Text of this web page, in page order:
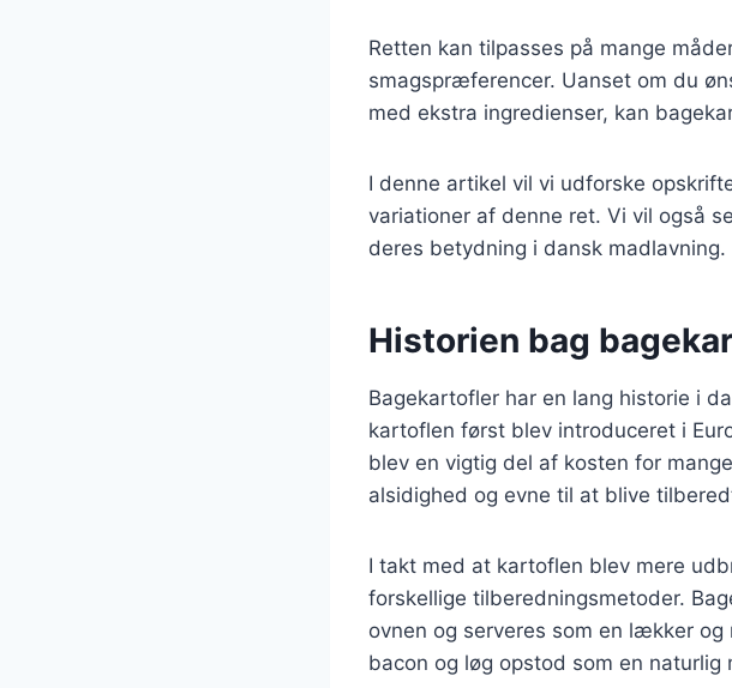
Retten kan tilpasses på mange
smagspræferencer. Uanset om du
med ekstra ingredienser, kan
I denne artikel vil vi udforske
variationer af denne ret. Vi vil også
deres betydning i dansk madlavning.
Historien bag
Bagekartofler har en lang historie i
kartoflen først blev introduceret i
blev en vigtig del af kosten for
alsidighed og evne til at blive
I takt med at kartoflen blev mere
forskellige tilberedningsmetoder.
ovnen og serveres som en lækker
bacon og løg opstod som en